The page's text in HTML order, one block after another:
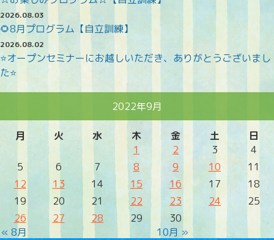
2026.08.03
🌻8月プログラム【自立訓練】
2026.08.02
⭐オープンセミナーにお越しいただき、ありがとうございまし
た⭐
2022年9月
月 火 水 木 金 土 日
« 8月 10月 »
1 2 3
4
5
6 7 8 9 10
11
12
13 14 15 16 17
18
19
20 21 22 23 24
25
26
27 28 29 30